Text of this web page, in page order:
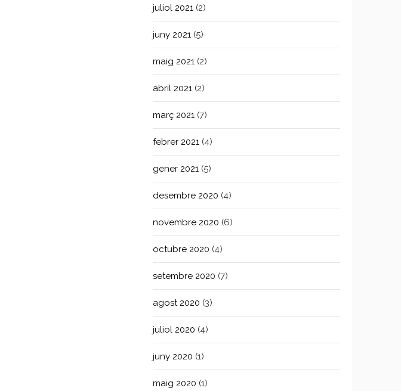
juliol 2021 (2)
juny 2021 (5)
maig 2021 (2)
abril 2021 (2)
març 2021 (7)
febrer 2021 (4)
gener 2021 (5)
desembre 2020 (4)
novembre 2020 (6)
octubre 2020 (4)
setembre 2020 (7)
agost 2020 (3)
juliol 2020 (4)
juny 2020 (1)
maig 2020 (1)